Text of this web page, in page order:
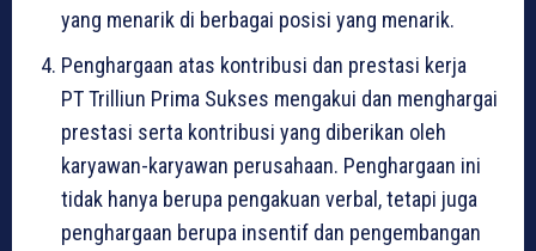
yang menarik di berbagai posisi yang menarik.
Penghargaan atas kontribusi dan prestasi kerja
PT Trilliun Prima Sukses mengakui dan menghargai
prestasi serta kontribusi yang diberikan oleh
karyawan-karyawan perusahaan. Penghargaan ini
tidak hanya berupa pengakuan verbal, tetapi juga
penghargaan berupa insentif dan pengembangan